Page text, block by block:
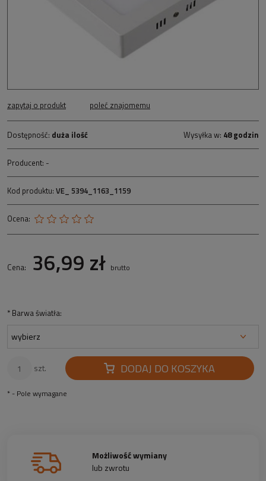
zapytaj o produkt poleć znajomemu
Dostępność: duża ilość Wysyłka w: 48 godzin
Producent: -
Kod produktu: VE_ 5394_1163_1159
Ocena:
Cena: 36,99 zł brutto
* Barwa światła:
szt. DODAJ DO KOSZYKA
* - Pole wymagane
Możliwość wymiany
lub zwrotu